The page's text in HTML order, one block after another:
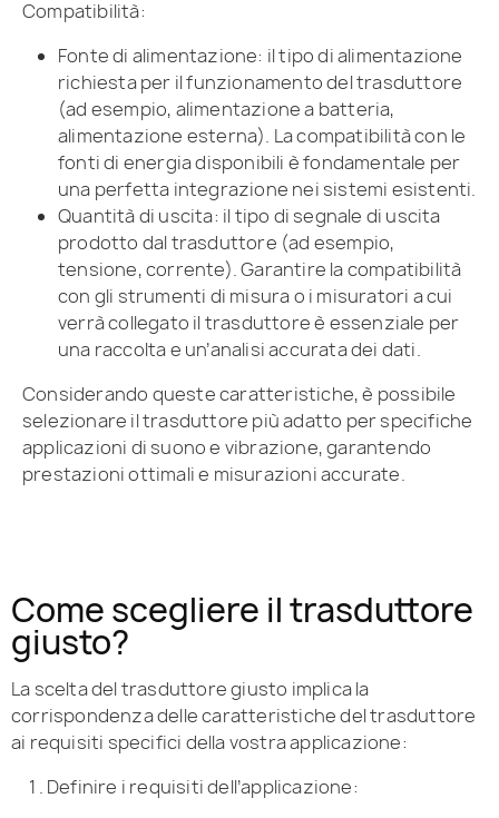
Compatibilità:
Fonte di alimentazione: il tipo di alimentazione
richiesta per il funzionamento del trasduttore
(ad esempio, alimentazione a batteria,
alimentazione esterna). La compatibilità con le
fonti di energia disponibili è fondamentale per
una perfetta integrazione nei sistemi esistenti.
Quantità di uscita: il tipo di segnale di uscita
prodotto dal trasduttore (ad esempio,
tensione, corrente). Garantire la compatibilità
con gli strumenti di misura o i misuratori a cui
verrà collegato il trasduttore è essenziale per
una raccolta e un’analisi accurata dei dati.
Considerando queste caratteristiche, è possibile
selezionare il trasduttore più adatto per specifiche
applicazioni di suono e vibrazione, garantendo
prestazioni ottimali e misurazioni accurate.
Come scegliere il trasduttore
giusto?
La scelta del trasduttore giusto implica la
corrispondenza delle caratteristiche del trasduttore
ai requisiti specifici della vostra applicazione:
Definire i requisiti dell’applicazione: